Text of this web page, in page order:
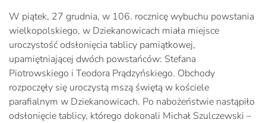
W piątek, 27 grudnia, w 106. rocznicę wybuchu powstania
wielkopolskiego, w Dziekanowicach miała miejsce
uroczystość odsłonięcia tablicy pamiątkowej,
upamiętniającej dwóch powstańców: Stefana
Piotrowskiego i Teodora Prądzyńskiego. Obchody
rozpoczęły się uroczystą mszą świętą w kościele
parafialnym w Dziekanowicach. Po nabożeństwie nastąpiło
odsłonięcie tablicy, którego dokonali Michał Szulczewski –